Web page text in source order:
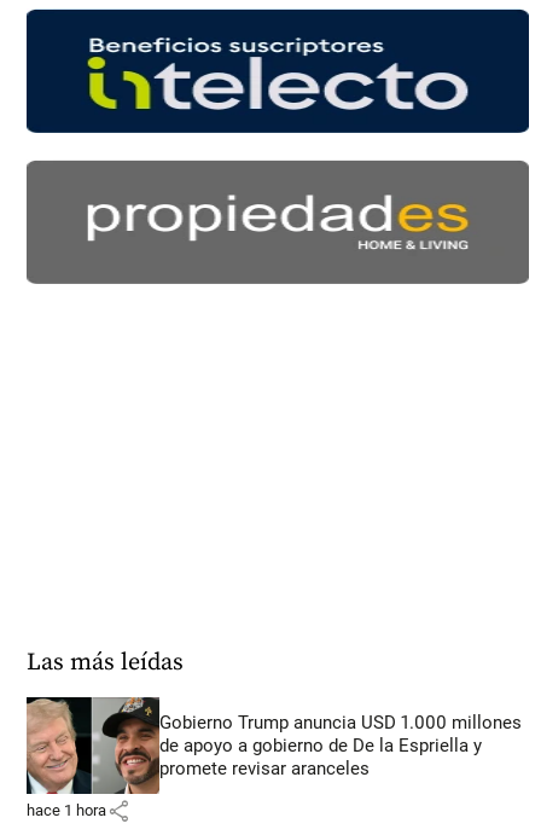
Las más leídas
Gobierno Trump anuncia USD 1.000 millones
de apoyo a gobierno de De la Espriella y
promete revisar aranceles
hace 1 hora share